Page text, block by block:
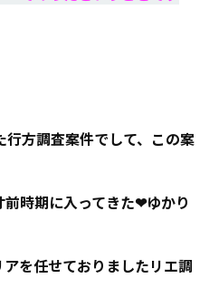
方調査案件でして、この案
前時期に入ってきた❤ゆかり
を任せておりましたリエ調